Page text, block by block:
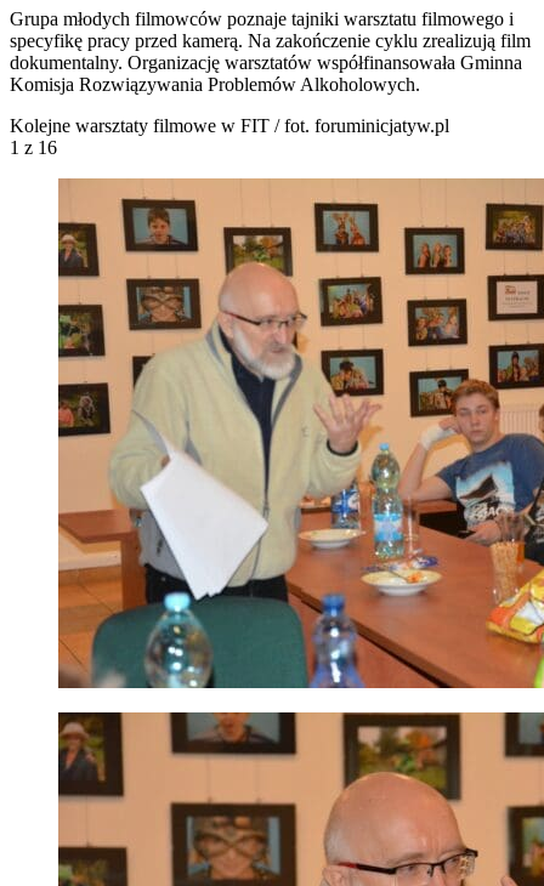
Grupa młodych filmowców poznaje tajniki warsztatu filmowego i
specyfikę pracy przed kamerą. Na zakończenie cyklu zrealizują film
dokumentalny. Organizację warsztatów współfinansowała Gminna
Komisja Rozwiązywania Problemów Alkoholowych.
Kolejne warsztaty filmowe w FIT / fot. foruminicjatyw.pl
1 z 16